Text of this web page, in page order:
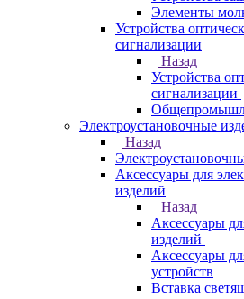
Элементы
Устройства
сигнализации
Назад
Устройства
сигнализации
Электроустановочные
Назад
Аксессуары для
изделий
Назад
Аксессуары
изделий
Аксессуары
устройств
Вставка